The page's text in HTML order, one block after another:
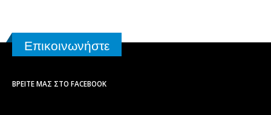
Επικοινωνήστε
ΒΡΕΊΤΕ ΜΑΣ ΣΤΟ FACEBOOK